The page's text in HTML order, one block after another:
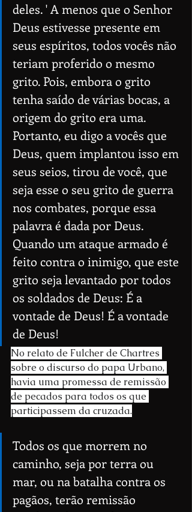
deles. ' A menos que o Senhor
Deus estivesse presente em
seus espíritos, todos vocês não
teriam proferido o mesmo
grito. Pois, embora o grito
tenha saído de várias bocas, a
origem do grito era uma.
Portanto, eu digo a vocês que
Deus, quem implantou isso em
seus seios, tirou de você, que
seja esse o seu grito de guerra
nos combates, porque essa
palavra é dada por Deus.
Quando um ataque armado é
feito contra o inimigo, que este
grito seja levantado por todos
os soldados de Deus: É a
vontade de Deus! É a vontade
de Deus!
No relato de Fulcher de Chartres
sobre o discurso do papa Urbano,
havia uma promessa de remissão
de pecados para todos os que
participassem da cruzada.
Todos os que morrem no
caminho, seja por terra ou
mar, ou na batalha contra os
pagãos, terão remissão